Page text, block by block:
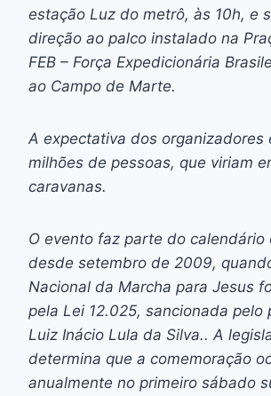
estação Luz do metrô, às 10h, e
direção ao palco instalado na
FEB – Força Expedicionária
ao Campo de Marte.
A expectativa dos organizadores
milhões de pessoas, que viriam
caravanas.
O evento faz parte do calendário
desde setembro de 2009,
Nacional da Marcha para Jesus
pela Lei 12.025, sancionada pelo
Luiz Inácio Lula da Silva.. A
determina que a comemoração
anualmente no primeiro sábado